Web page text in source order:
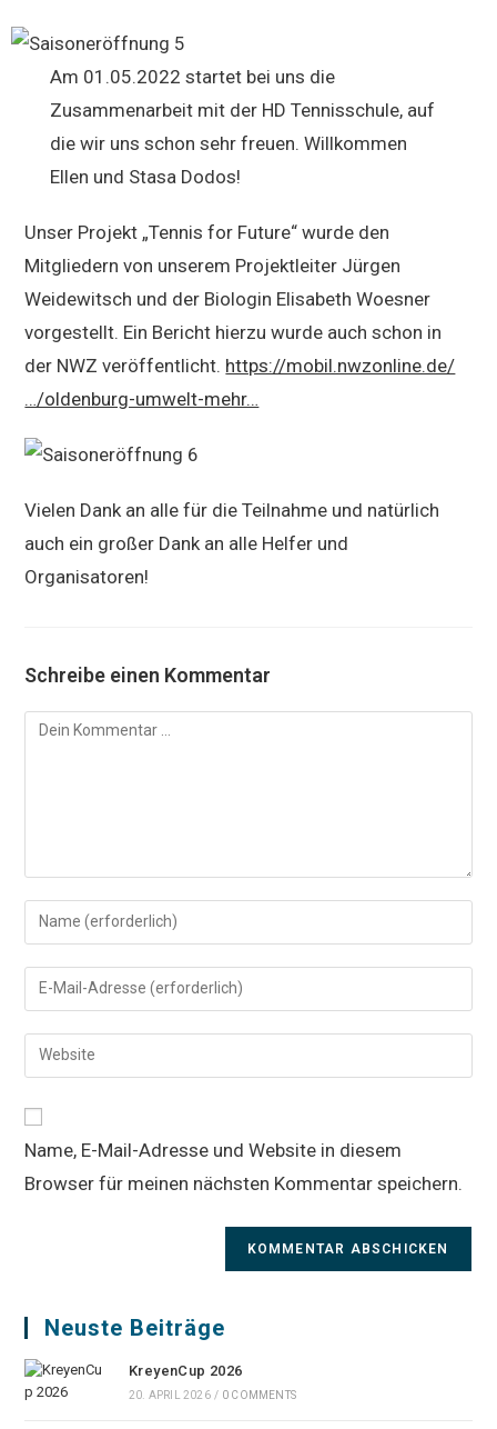
Am 01.05.2022 startet bei uns die
Zusammenarbeit mit der HD Tennisschule, auf
die wir uns schon sehr freuen. Willkommen
Ellen und Stasa Dodos!
Unser Projekt „Tennis for Future“ wurde den
Mitgliedern von unserem Projektleiter Jürgen
Weidewitsch und der Biologin Elisabeth Woesner
vorgestellt. Ein Bericht hierzu wurde auch schon in
der NWZ veröffentlicht. https://mobil.nwzonline.de/
…/oldenburg-umwelt-mehr…
Vielen Dank an alle für die Teilnahme und natürlich
auch ein großer Dank an alle Helfer und
Organisatoren!
Schreibe einen Kommentar
Kommentar
Gib
deinen
Namen
oder
zum
Kommentieren
ein
Gib
deine
E-
Mail-
Kommentieren
ein
Gib
deine
URL
ein
(optional)
Name, E-Mail-Adresse und Website in diesem
Browser für meinen nächsten Kommentar speichern.
Neuste Beiträge
KreyenCup 2026
20. APRIL 2026 / 0 COMMENTS